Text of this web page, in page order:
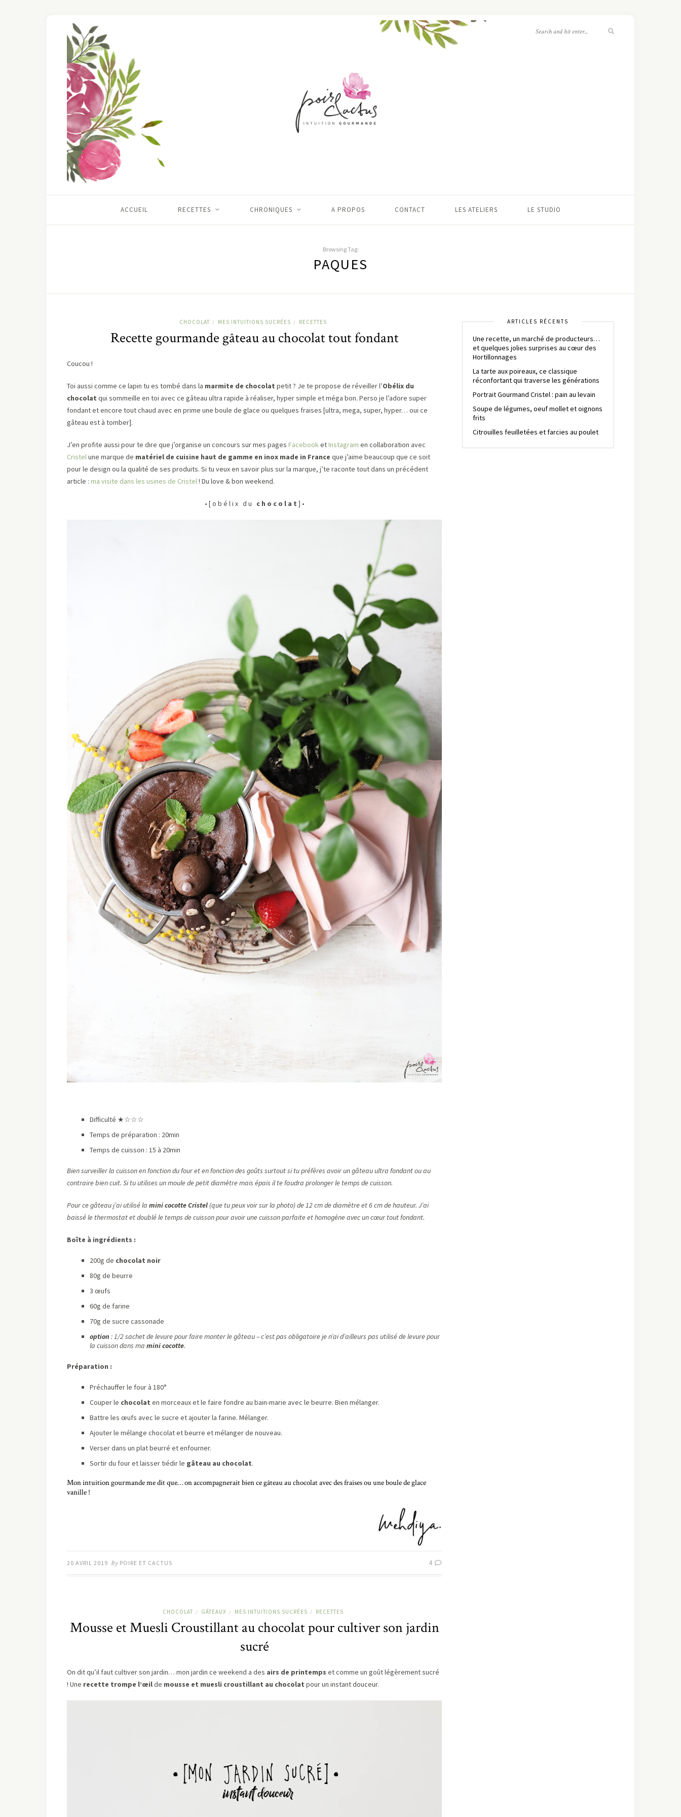
ACCUEIL RECETTES CHRONIQUES A PROPOS CONTACT LES ATELIERS LE STUDIO
Browsing Tag:
PAQUES
CHOCOLAT / MES INTUITIONS SUCRÉES / RECETTES
Recette gourmande gâteau au chocolat tout fondant
Coucou !
Toi aussi comme ce lapin tu es tombé dans la marmite de chocolat petit ? Je te propose de réveiller l’Obélix du
chocolat qui sommeille en toi avec ce gâteau ultra rapide à réaliser, hyper simple et méga bon. Perso je l’adore super
fondant et encore tout chaud avec en prime une boule de glace ou quelques fraises [ultra, mega, super, hyper… oui ce
gâteau est à tomber].
J’en profite aussi pour te dire que j’organise un concours sur mes pages Facebook etInstagram en collaboration avec
Cristel une marque de matériel de cuisine haut de gamme en inox made in France que j’aime beaucoup que ce soit
pour le design ou la qualité de ses produits. Si tu veux en savoir plus sur la marque, j’te raconte tout dans un précédent
article : ma visite dans les usines de Cristel ! Du love & bon weekend.
• [ o b é l i x d u c h o c o l a t ] •
Difficulté ★☆☆☆
Temps de préparation : 20min
Temps de cuisson : 15 à 20min
Bien surveiller la cuisson en fonction du four et en fonction des goûts surtout si tu préfères avoir un gâteau ultra fondant ou au
contraire bien cuit. Si tu utilises un moule de petit diamètre mais épais il te faudra prolonger le temps de cuisson.
Pour ce gâteau j’ai utilisé la mini cocotte Cristel (que tu peux voir sur la photo) de 12 cm de diamètre et 6 cm de hauteur. J’ai
baissé le thermostat et doublé le temps de cuisson pour avoir une cuisson parfaite et homogène avec un cœur tout fondant.
Boîte à ingrédients :
200g de chocolat noir
80g de beurre
3 œufs
60g de farine
70g de sucre cassonade
option : 1/2 sachet de levure pour faire monter le gâteau – c’est pas obligatoire je n’ai d’ailleurs pas utilisé de levure pour
la cuisson dans ma mini cocotte.
Préparation :
Préchauffer le four à 180°
Couper le chocolat en morceaux et le faire fondre au bain-marie avec le beurre. Bien mélanger.
Battre les œufs avec le sucre et ajouter la farine. Mélanger.
Ajouter le mélange chocolat et beurre et mélanger de nouveau.
Verser dans un plat beurré et enfourner.
Sortir du four et laisser tiédir le gâteau au chocolat.
Mon intuition gourmande me dit que… on accompagnerait bien ce gâteau au chocolat avec des fraises ou une boule de glace
vanille !
20 AVRIL 2019 By POIRE ET CACTUS 4
CHOCOLAT / GÂTEAUX / MES INTUITIONS SUCRÉES / RECETTES
Mousse et Muesli Croustillant au chocolat pour cultiver son jardin
sucré
On dit qu’il faut cultiver son jardin… mon jardin ce weekend a des airs de printemps et comme un goût légèrement sucré
! Une recette trompe l’œilde mousse et muesli croustillant au chocolat pour un instant douceur.
ARTICLES RÉCENTS
Une recette, un marché de producteurs…
et quelques jolies surprises au cœur des
Hortillonnages
La tarte aux poireaux, ce classique
réconfortant qui traverse les générations
Portrait Gourmand Cristel : pain au levain
Soupe de légumes, oeuf mollet et oignons
frits
Citrouilles feuilletées et farcies au poulet